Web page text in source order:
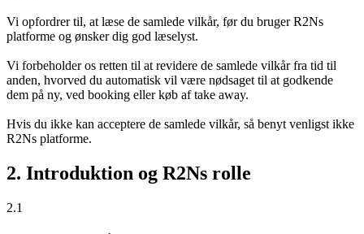
Vi opfordrer til, at læse de samlede vilkår, før du bruger R2Ns
platforme og ønsker dig god læselyst.
Vi forbeholder os retten til at revidere de samlede vilkår fra tid til
anden, hvorved du automatisk vil være nødsaget til at godkende
dem på ny, ved booking eller køb af take away.
Hvis du ikke kan acceptere de samlede vilkår, så benyt venligst ikke
R2Ns platforme.
2. Introduktion og R2Ns rolle
2.1